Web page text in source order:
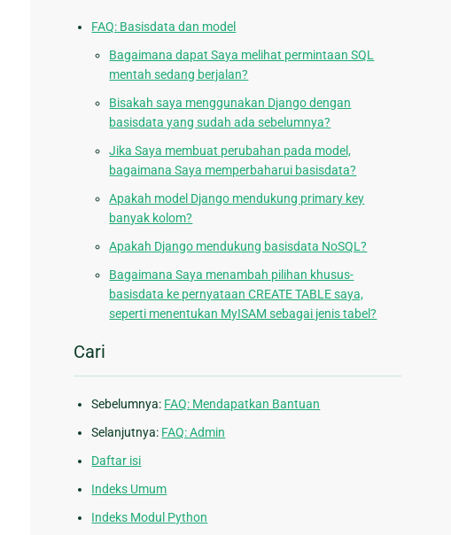
FAQ: Basisdata dan model
Bagaimana dapat Saya melihat permintaan SQL
mentah sedang berjalan?
Bisakah saya menggunakan Django dengan
basisdata yang sudah ada sebelumnya?
Jika Saya membuat perubahan pada model,
bagaimana Saya memperbaharui basisdata?
Apakah model Django mendukung primary key
banyak kolom?
Apakah Django mendukung basisdata NoSQL?
Bagaimana Saya menambah pilihan khusus-
basisdata ke pernyataan CREATE TABLE saya,
seperti menentukan MyISAM sebagai jenis tabel?
Cari
Sebelumnya: FAQ: Mendapatkan Bantuan
Selanjutnya: FAQ: Admin
Daftar isi
Indeks Umum
Indeks Modul Python